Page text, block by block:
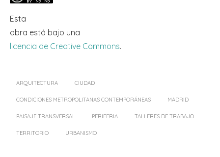
Esta
obra está bajo una
licencia de Creative Commons.
ARQUITECTURA CIUDAD
CONDICIONES METROPOLITANAS CONTEMPORÁNEAS MADRID
PAISAJE TRANSVERSAL PERIFERIA TALLERES DE TRABAJO
TERRITORIO URBANISMO